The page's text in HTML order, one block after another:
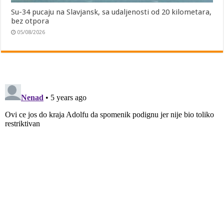
Su-34 pucaju na Slavjansk, sa udaljenosti od 20 kilometara,
bez otpora
05/08/2026